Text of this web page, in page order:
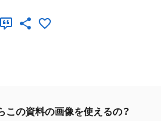
この資料の画像を使えるの？